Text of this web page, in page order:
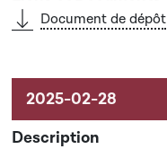
Document de dépôt